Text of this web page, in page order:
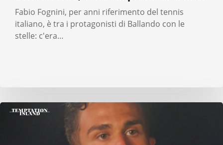
Fabio Fognini, per anni riferimento del tennis
italiano, è tra i protagonisti di Ballando con le
stelle: c'era…